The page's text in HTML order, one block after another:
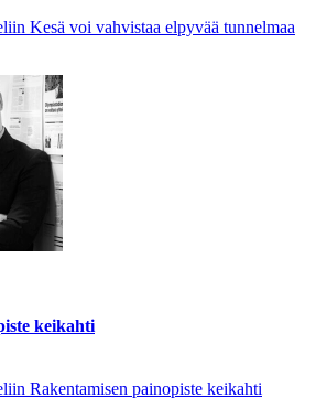
Kesä voi vahvistaa elpyvää tunnelmaa
keikahti
Rakentamisen painopiste keikahti